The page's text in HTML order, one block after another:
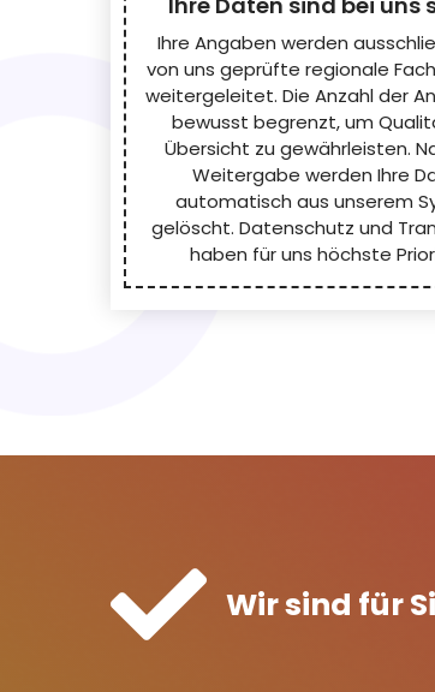
Ihre Angaben werden
von uns geprüfte regionale
weitergeleitet. Die Anzahl der
bewusst begrenzt, um
Übersicht zu gewährleisten.
Weitergabe werden Ihre
automatisch aus unserem
gelöscht. Datenschutz und
haben für uns höchste
Wir sind für